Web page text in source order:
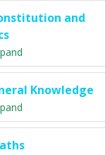
and
Knowledge